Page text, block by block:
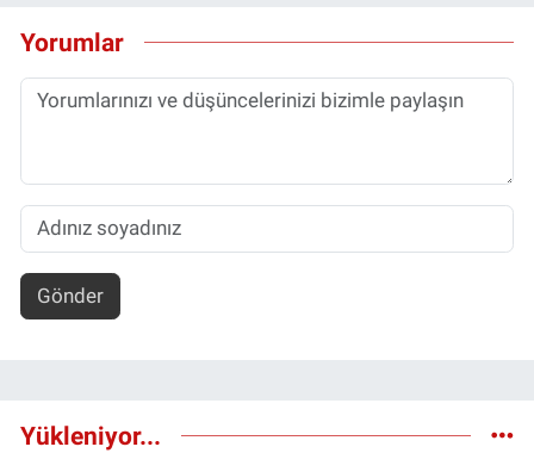
Yorumlar
Gönder
Yükleniyor...